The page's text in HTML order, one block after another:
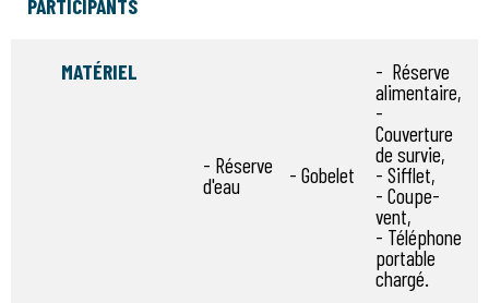
PARTICIPANTS
MATÉRIEL
- Réserve
d'eau - Gobelet
- Réserve
alimentaire,
-
Couverture
de survie,
- Sifflet,
- Coupe-
vent,
- Téléphone
portable
chargé.